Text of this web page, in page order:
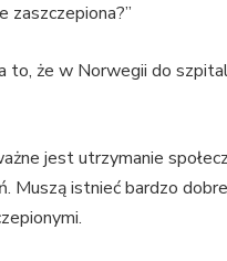
zaszczepiona?”
to, że w Norwegii do
jest utrzymanie
Muszą istnieć bardzo